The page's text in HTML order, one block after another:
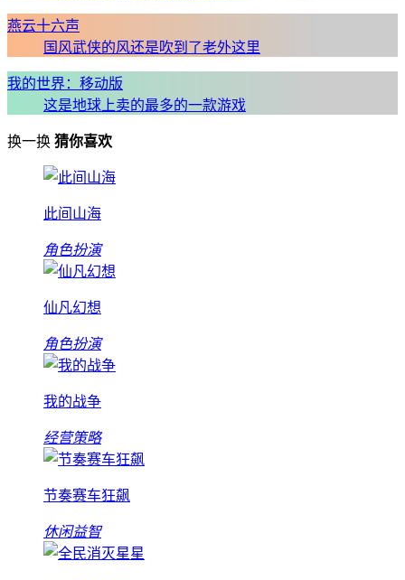
燕云十六声
国风武侠的风还是吹到了老外这里
我的世界：移动版
这是地球上卖的最多的一款游戏
换一换 猜你喜欢
此间山海
角色扮演
仙凡幻想
角色扮演
我的战争
经营策略
节奏赛车狂飙
休闲益智